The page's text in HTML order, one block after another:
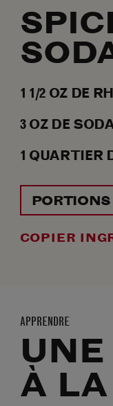
1 1/2 OZ DE
3OZDE
1 QUARTIER
PORTIONS
COPIER
APPRENDRE
UNE
À